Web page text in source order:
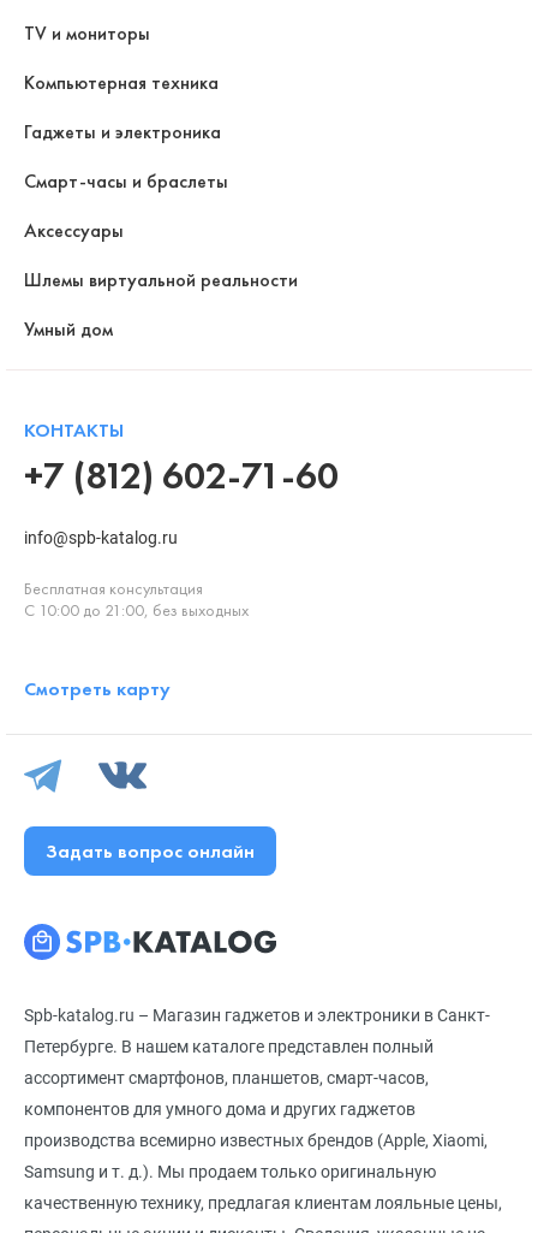
Spb-katalog.ru – Магазин гаджетов и электроники в Санкт-
Петербурге. В нашем каталоге представлен полный
ассортимент смартфонов, планшетов, смарт-часов,
компонентов для умного дома и других гаджетов
производства всемирно известных брендов (Apple, Xiaomi,
Samsung и т. д.). Мы продаем только оригинальную
качественную технику, предлагая клиентам лояльные цены,
TV и мониторы
Компьютерная техника
Гаджеты и электроника
Смарт-часы и браслеты
Аксессуары
Шлемы виртуальной реальности
Умный дом
КОНТАКТЫ
+7 (812) 602-71-60
info@spb-katalog.ru
Бесплатная консультация
С 10:00 до 21:00, без выходных
Смотреть карту
Задать вопрос онлайн